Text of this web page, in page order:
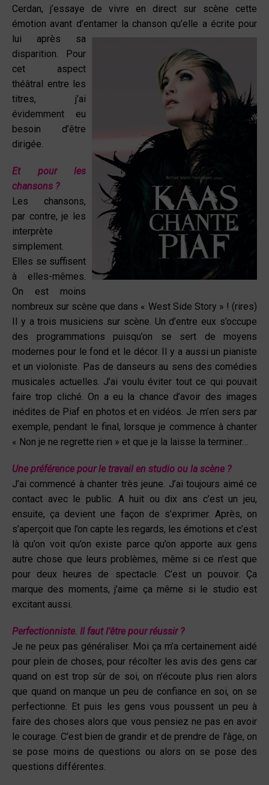
Cerdan, j’essaye de vivre en direct sur scène cette
émotion avant d’entamer la chanson qu’elle a écrite pour
lui après sa
disparition. Pour
cet aspect
théâtral entre les
titres, j’ai
évidemment eu
besoin d’être
dirigée.
Et pour les
chansons ?
Les chansons,
par contre, je les
interprète
simplement.
Elles se suffisent
à elles-mêmes.
On est moins
nombreux sur scène que dans « West Side Story » ! (rires)
Il y a trois musiciens sur scène. Un d’entre eux s’occupe
des programmations puisqu’on se sert de moyens
modernes pour le fond et le décor. Il y a aussi un pianiste
et un violoniste. Pas de danseurs au sens des comédies
musicales actuelles. J’ai voulu éviter tout ce qui pouvait
faire trop cliché. On a eu la chance d’avoir des images
inédites de Piaf en photos et en vidéos. Je m’en sers par
exemple, pendant le final, lorsque je commence à chanter
« Non je ne regrette rien » et que je la laisse la terminer…
Une préférence pour le travail en studio ou la scène ?
J’ai commencé à chanter très jeune. J’ai toujours aimé ce
contact avec le public. A huit ou dix ans c’est un jeu,
ensuite, ça devient une façon de s’exprimer. Après, on
s’aperçoit que l’on capte les regards, les émotions et c’est
là qu’on voit qu’on existe parce qu’on apporte aux gens
autre chose que leurs problèmes, même si ce n’est que
pour deux heures de spectacle. C’est un pouvoir. Ça
marque des moments, j’aime ça même si le studio est
excitant aussi.
Perfectionniste. Il faut l’être pour réussir ?
Je ne peux pas généraliser. Moi ça m’a certainement aidé
pour plein de choses, pour récolter les avis des gens car
quand on est trop sûr de soi, on n’écoute plus rien alors
que quand on manque un peu de confiance en soi, on se
perfectionne. Et puis les gens vous poussent un peu à
faire des choses alors que vous pensiez ne pas en avoir
le courage. C’est bien de grandir et de prendre de l’âge, on
se pose moins de questions ou alors on se pose des
questions différentes.